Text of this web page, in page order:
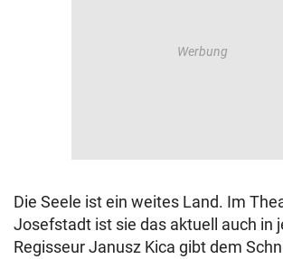
Die Seele ist ein weites Land. Im
Josefstadt ist sie das aktuell auch in
Regisseur Janusz Kica gibt dem